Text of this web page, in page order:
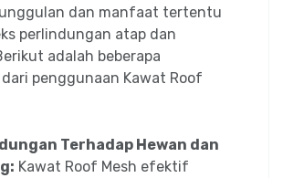
dan manfaat tertentu
perlindungan atap dan
adalah beberapa
penggunaan Kawat Roof
Terhadap Hewan dan
Kawat Roof Mesh efektif